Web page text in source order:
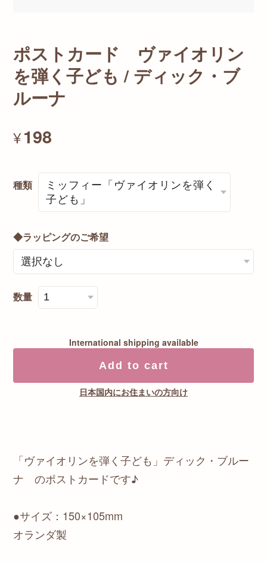
ポストカード ヴァイオリン
を弾く子ども / ディック・ブ
ルーナ
¥198
種類
◆ラッピングのご希望
数量
International shipping available
Add to cart
日本国内にお住まいの方向け
「ヴァイオリンを弾く子ども」ディック・ブルー
ナ のポストカードです♪
●サイズ：150×105mm
オランダ製